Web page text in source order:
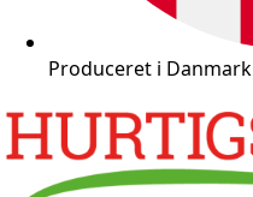
Produceret i Danmark